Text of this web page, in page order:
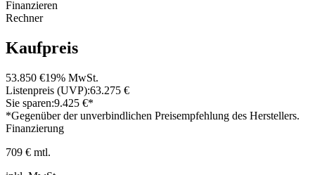
Finanzieren
Rechner
Kaufpreis
53.850 €19% MwSt.
Listenpreis (UVP):63.275 €
Sie sparen:9.425 €*
*Gegenüber der unverbindlichen Preisempfehlung des Herstellers.
Finanzierung
709 € mtl.